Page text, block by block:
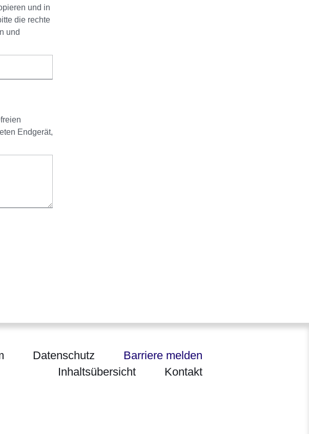
und in
die rechte
und
Endgerät,
Datenschutz
Barriere melden
Inhaltsübersicht
Kontakt